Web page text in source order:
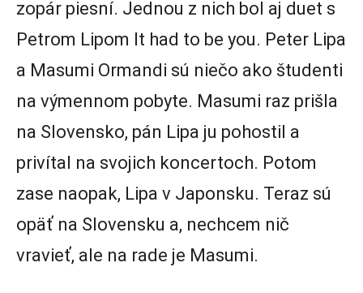
zopár piesní. Jednou z nich bol aj duet s
Petrom Lipom It had to be you. Peter Lipa
a Masumi Ormandi sú niečo ako študenti
na výmennom pobyte. Masumi raz prišla
na Slovensko, pán Lipa ju pohostil a
privítal na svojich koncertoch. Potom
zase naopak, Lipa v Japonsku. Teraz sú
opäť na Slovensku a, nechcem nič
vravieť, ale na rade je Masumi.